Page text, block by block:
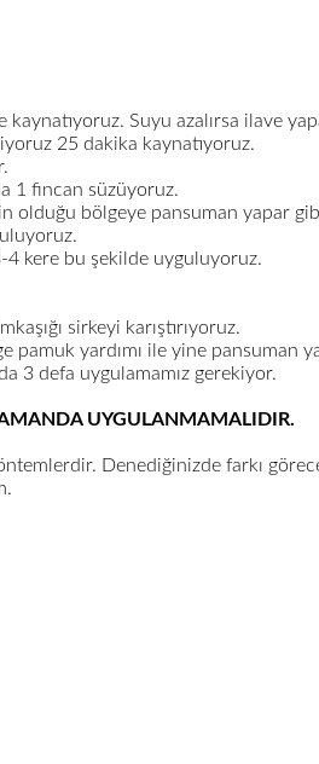
kaynatıyoruz. Suyu azalırsa ilave
25 dakika kaynatıyoruz.
1 fincan süzüyoruz.
olduğu bölgeye pansuman yapar
kere bu şekilde uyguluyoruz.
sirkeyi karıştırıyoruz.
pamuk yardımı ile yine pansuman
3 defa uygulamamız gerekiyor.
UYGULANMAMALIDIR.
Denediğinizde farkı